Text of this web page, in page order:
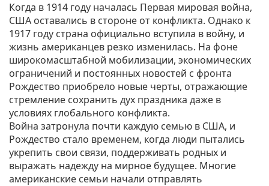
Когда в 1914 году началась Первая мировая война,
США оставались в стороне от конфликта. Однако к
1917 году страна официально вступила в войну, и
жизнь американцев резко изменилась. На фоне
широкомасштабной мобилизации, экономических
ограничений и постоянных новостей с фронта
Рождество приобрело новые черты, отражающие
стремление сохранить дух праздника даже в
условиях глобального конфликта.
Война затронула почти каждую семью в США, и
Рождество стало временем, когда люди пытались
укрепить свои связи, поддерживать родных и
выражать надежду на мирное будущее. Многие
американские семьи начали отправлять